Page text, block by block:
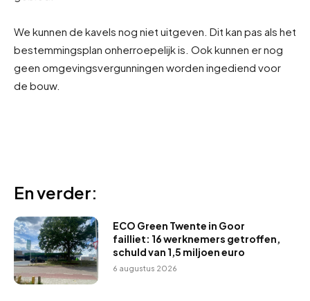
We kunnen de kavels nog niet uitgeven. Dit kan pas als het
bestemmingsplan onherroepelijk is. Ook kunnen er nog
geen omgevingsvergunningen worden ingediend voor
de bouw.
En verder:
ECO Green Twente in Goor
failliet: 16 werknemers getroffen,
schuld van 1,5 miljoen euro
6 augustus 2026